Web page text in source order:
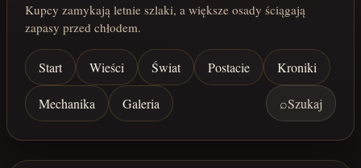
Kupcy zamykają letnie szlaki, a większe osady ściągają
zapasy przed chłodem.
Start Wieści Świat Postacie Kroniki
Mechanika Galeria ⌕Szukaj